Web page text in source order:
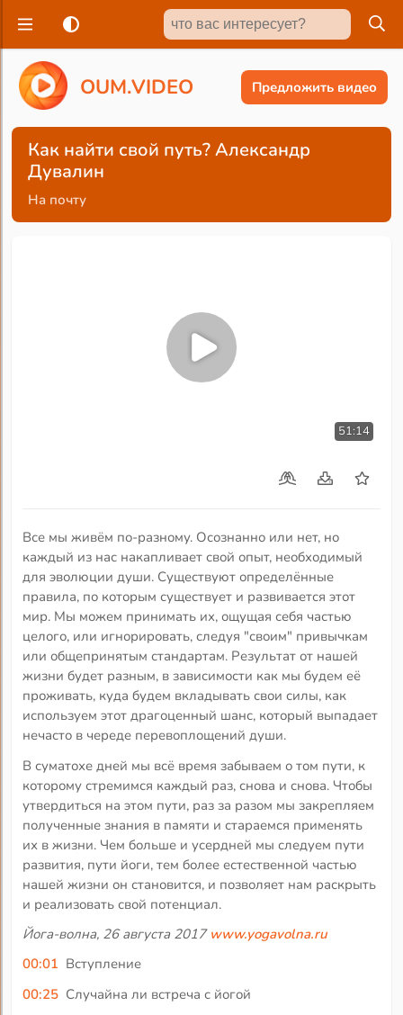
OUM.VIDEO Предложить видео
Как найти свой путь? Александр
Дувалин
На почту
51:14
Все мы живём по-разному. Осознанно или нет, но
каждый из нас накапливает свой опыт, необходимый
для эволюции души. Существуют определённые
правила, по которым существует и развивается этот
мир. Мы можем принимать их, ощущая себя частью
целого, или игнорировать, следуя "своим" привычкам
или общепринятым стандартам. Результат от нашей
жизни будет разным, в зависимости как мы будем её
проживать, куда будем вкладывать свои силы, как
используем этот драгоценный шанс, который выпадает
нечасто в череде перевоплощений души.
В суматохе дней мы всё время забываем о том пути, к
которому стремимся каждый раз, снова и снова. Чтобы
утвердиться на этом пути, раз за разом мы закрепляем
полученные знания в памяти и стараемся применять
их в жизни. Чем больше и усердней мы следуем пути
развития, пути йоги, тем более естественной частью
нашей жизни он становится, и позволяет нам раскрыть
и реализовать свой потенциал.
Йога-волна, 26 августа 2017 www.yogavolna.ru
00:01 Вступление
00:25 Случайна ли встреча с йогой